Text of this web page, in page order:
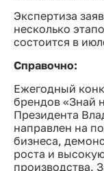
Экспертиза
несколько
состоится в
Справочно:
Ежегодный
брендов «Знай
Президента
направлен на
бизнеса,
роста и
производства.